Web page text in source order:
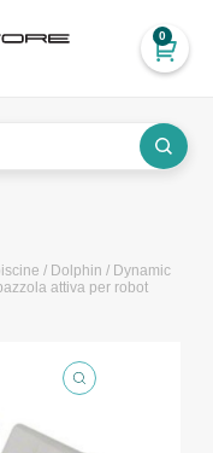
0
/ Dolphin / Dynamic
attiva per robot